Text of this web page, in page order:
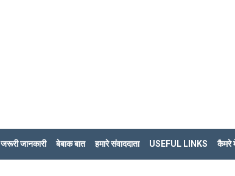
जरूरी जानकारी बेबाक बात हमारे संवाददाता USEFUL LINKS कैमरे